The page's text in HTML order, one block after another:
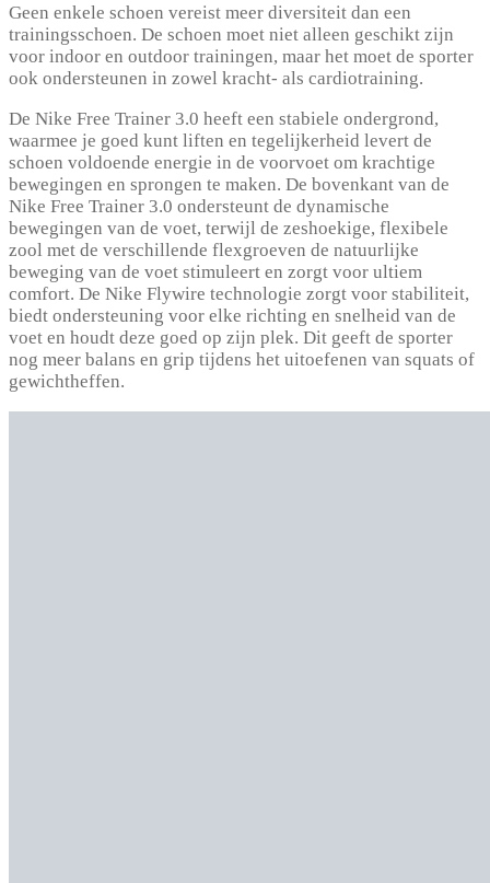
Geen enkele schoen vereist meer diversiteit dan een
trainingsschoen. De schoen moet niet alleen geschikt zijn
voor indoor en outdoor trainingen, maar het moet de sporter
ook ondersteunen in zowel kracht- als cardiotraining.
De Nike Free Trainer 3.0 heeft een stabiele ondergrond,
waarmee je goed kunt liften en tegelijkerheid levert de
schoen voldoende energie in de voorvoet om krachtige
bewegingen en sprongen te maken. De bovenkant van de
Nike Free Trainer 3.0 ondersteunt de dynamische
bewegingen van de voet, terwijl de zeshoekige, flexibele
zool met de verschillende flexgroeven de natuurlijke
beweging van de voet stimuleert en zorgt voor ultiem
comfort. De Nike Flywire technologie zorgt voor stabiliteit,
biedt ondersteuning voor elke richting en snelheid van de
voet en houdt deze goed op zijn plek. Dit geeft de sporter
nog meer balans en grip tijdens het uitoefenen van squats of
gewichtheffen.